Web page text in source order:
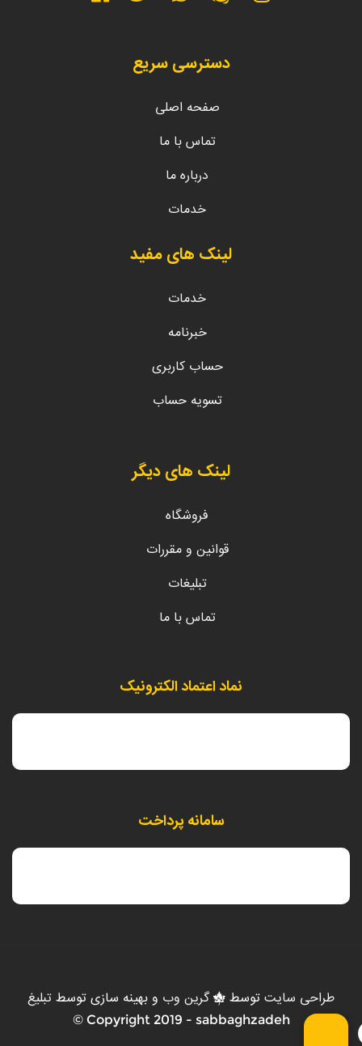
دسترسی سریع
صفحه اصلی
تماس با ما
درباره ما
خدمات
لینک های مفید
خدمات
خبرنامه
حساب کاربری
تسویه حساب
لینک های دیگر
فروشگاه
قوانین و مقررات
تبلیغات
تماس با ما
نماد اعتماد الکترونیک
سامانه پرداخت
طراحی سایتتوسط گرین وب و بهینه سازی توسطتبلیغ
Copyright 2019 - sabbaghzadeh ©